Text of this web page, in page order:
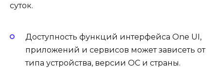
суток.
Доступность функций интерфейса One UI,
приложений и сервисов может зависеть от
типа устройства, версии ОС и страны.